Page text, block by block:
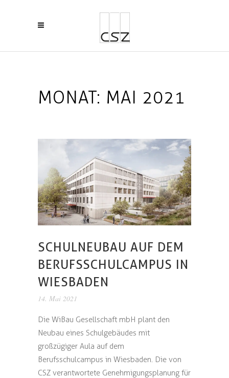
MONAT: MAI 2021
SCHULNEUBAU AUF DEM
BERUFSSCHULCAMPUS IN
WIESBADEN
14. Mai 2021
Die WiBau Gesellschaft mbH plant den
Neubau eines Schulgebäudes mit
großzügiger Aula auf dem
Berufsschulcampus in Wiesbaden. Die von
CSZ verantwortete Genehmigungsplanung für